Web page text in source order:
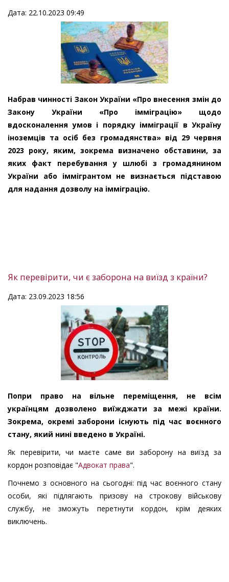
Дата: 22.10.2023 09:49
Набрав чинності Закон України «Про внесення змін до
Закону України «Про імміграцію» щодо
вдосконалення умов і порядку імміграції в Україну
іноземців та осіб без громадянства» від 29 червня
2023 року, яким, зокрема визначено обставини, за
яких факт перебування у шлюбі з громадянином
України або іммігрантом не визнається підставою
для надання дозволу на імміграцію.
Як перевірити, чи є заборона на виїзд з країни?
Дата: 23.09.2023 18:56
Попри право на вільне переміщення, не всім
українцям дозволено виїжджати за межі країни.
Зокрема, окремі заборони існують під час воєнного
стану, який нині введено в Україні.
Як перевірити, чи маєте саме ви заборону на виїзд за
кордон розповідає "Адвокат права".
Почнемо з основного на сьогодні: під час воєнного стану
особи, які підлягають призову на строкову військову
службу, не зможуть перетнути кордон, крім деяких
виключень.